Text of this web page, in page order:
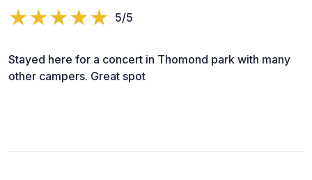
5/5
Stayed here for a concert in Thomond park with many
other campers. Great spot